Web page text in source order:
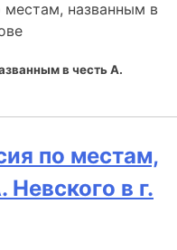
местам, названным в
в честь А.
по местам,
в г.